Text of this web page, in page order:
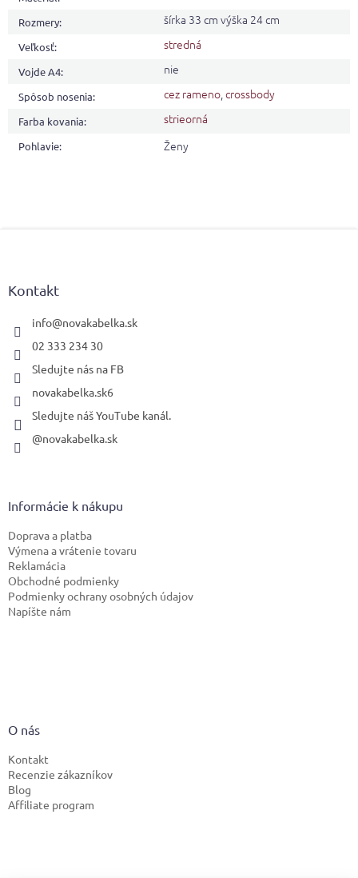
Rozmery: šírka 33 cm výška 24 cm
Veľkosť: stredná
Vojde A4: nie
Spôsob nosenia: cez rameno crossbody
Farba kovania: strieorná
Pohlavie: Ženy
Kontakt
info@novakabelka.sk
02 333 234 30
Sledujte nás na FB
novakabelka.sk6
Sledujte náš YouTube kanál.
@novakabelka.sk
Informácie k nákupu
Doprava a platba
Výmena a vrátenie tovaru
Reklamácia
Obchodné podmienky
Podmienky ochrany osobných údajov
Napíšte nám
O nás
Kontakt
Recenzie zákazníkov
Blog
Affiliate program